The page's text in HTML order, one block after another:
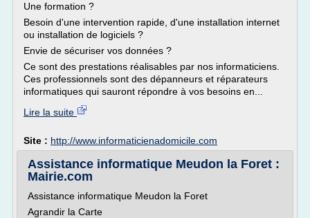
Une formation ?
Besoin d'une intervention rapide, d'une installation internet
ou installation de logiciels ?
Envie de sécuriser vos données ?
Ce sont des prestations réalisables par nos informaticiens.
Ces professionnels sont des dépanneurs et réparateurs
informatiques qui sauront répondre à vos besoins en...
Lire la suite
Site : http://www.informaticienadomicile.com
Assistance informatique Meudon la Foret :
Mairie.com
Assistance informatique Meudon la Foret
Agrandir la Carte